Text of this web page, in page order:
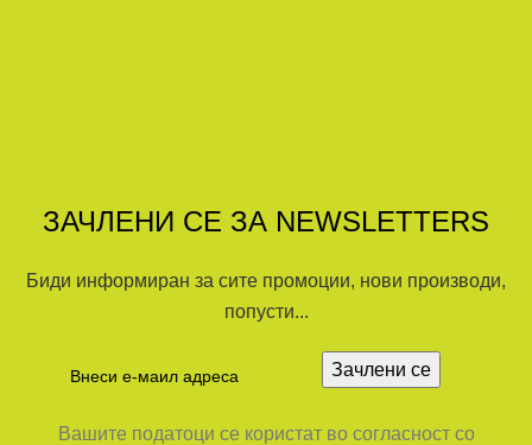
ЗАЧЛЕНИ СЕ ЗА NEWSLETTERS
Биди информиран за сите промоции, нови производи,
попусти...
Вашите податоци се користат во согласност со